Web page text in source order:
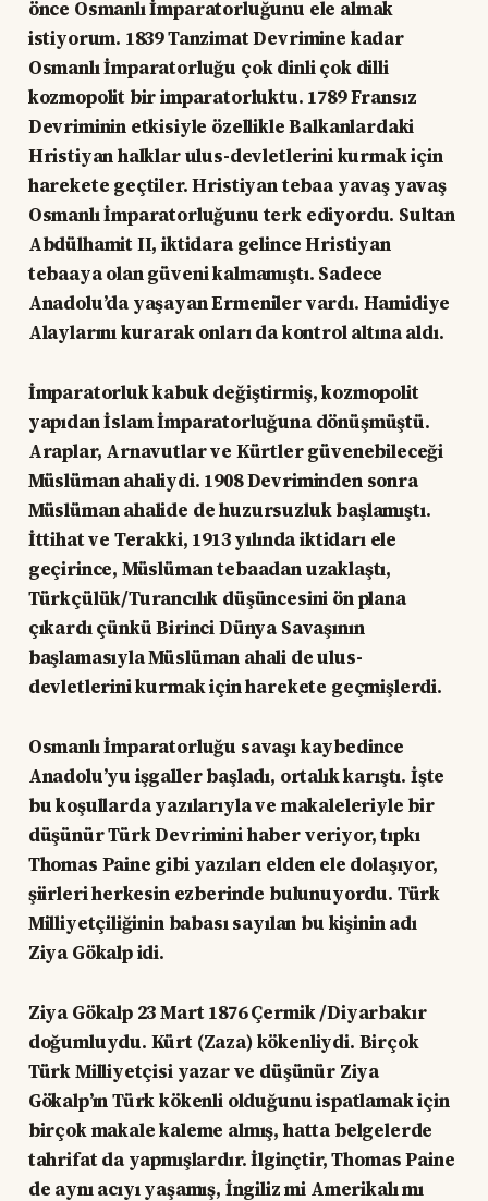
önce Osmanlı İmparatorluğunu ele almak
istiyorum. 1839 Tanzimat Devrimine kadar
Osmanlı İmparatorluğu çok dinli çok dilli
kozmopolit bir imparatorluktu. 1789 Fransız
Devriminin etkisiyle özellikle Balkanlardaki
Hristiyan halklar ulus-devletlerini kurmak için
harekete geçtiler. Hristiyan tebaa yavaş yavaş
Osmanlı İmparatorluğunu terk ediyordu. Sultan
Abdülhamit II, iktidara gelince Hristiyan
tebaaya olan güveni kalmamıştı. Sadece
Anadolu’da yaşayan Ermeniler vardı. Hamidiye
Alaylarını kurarak onları da kontrol altına aldı.
İmparatorluk kabuk değiştirmiş, kozmopolit
yapıdan İslam İmparatorluğuna dönüşmüştü.
Araplar, Arnavutlar ve Kürtler güvenebileceği
Müslüman ahaliydi. 1908 Devriminden sonra
Müslüman ahalide de huzursuzluk başlamıştı.
İttihat ve Terakki, 1913 yılında iktidarı ele
geçirince, Müslüman tebaadan uzaklaştı,
Türkçülük/Turancılık düşüncesini ön plana
çıkardı çünkü Birinci Dünya Savaşının
başlamasıyla Müslüman ahali de ulus-
devletlerini kurmak için harekete geçmişlerdi.
Osmanlı İmparatorluğu savaşı kaybedince
Anadolu’yu işgaller başladı, ortalık karıştı. İşte
bu koşullarda yazılarıyla ve makaleleriyle bir
düşünür Türk Devrimini haber veriyor, tıpkı
Thomas Paine gibi yazıları elden ele dolaşıyor,
şiirleri herkesin ezberinde bulunuyordu. Türk
Milliyetçiliğinin babası sayılan bu kişinin adı
Ziya Gökalp idi.
Ziya Gökalp 23 Mart 1876 Çermik /Diyarbakır
doğumluydu. Kürt (Zaza) kökenliydi. Birçok
Türk Milliyetçisi yazar ve düşünür Ziya
Gökalp’ın Türk kökenli olduğunu ispatlamak için
birçok makale kaleme almış, hatta belgelerde
tahrifat da yapmışlardır. İlginçtir, Thomas Paine
de aynı acıyı yaşamış, İngiliz mi Amerikalı mı